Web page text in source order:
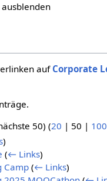
auf Corporate
50) (20 | 50 | 100
)
(← Links)
Camp (← Links)